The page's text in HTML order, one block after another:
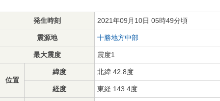
発生時刻 2021年09月10日 05時49分頃
震源地 十勝地方中部
最大震度 震度1
位置
緯度 北緯 42.8度
経度 東経 143.4度